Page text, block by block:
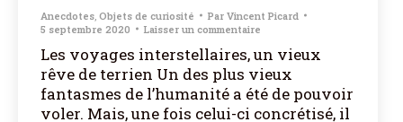
Anecdotes Objets de curiosité Par Vincent Picard
5 septembre 2020
Laisser un commentaire
Les voyages interstellaires, un vieux
rêve de terrien Un des plus vieux
fantasmes de l’humanité a été de pouvoir
voler. Mais, une fois celui-ci concrétisé, il